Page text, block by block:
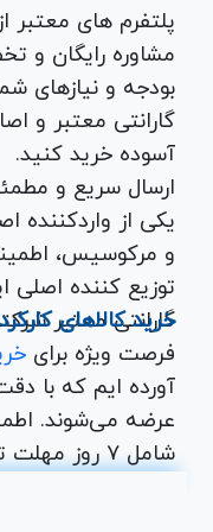
با
پلتفرم های معتبر
مشاوره رایگان و
بودجه و نیازهای
گارانتی معتبر و
آسوده خرید کنید.
یکی از
و مرکوسیس،
گارانتی معتبر
خرید کالاهای
فرصت ویژه برای
آورده ایم که با
عرضه می‌شوند.
اختصاصی یاس